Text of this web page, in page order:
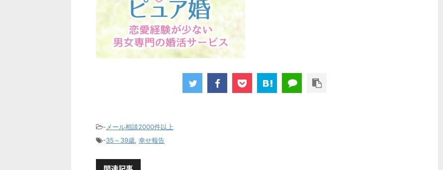
- メール相談2000件以上
-35～39歳, 幸せ報告